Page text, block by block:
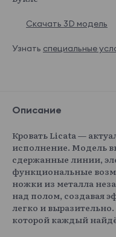
Скачать 3D модель
Узнать специальные
Описание
Кровать Licata —
исполнение. Модель
сдержанные линии,
функциональные
ножки из металла
над полом, создавая
легко и
которой каждый